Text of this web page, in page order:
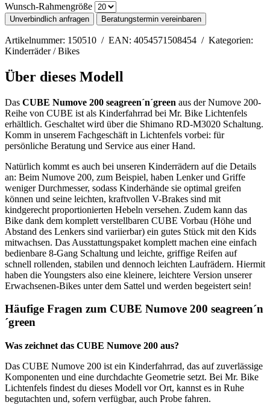
Wunsch-Rahmengröße
Unverbindlich anfragen Beratungstermin vereinbaren
Artikelnummer: 150510 / EAN: 4054571508454 / Kategorien:
Kinderräder / Bikes
Über dieses Modell
Das CUBE Numove 200 seagreen´n´green aus der Numove 200-
Reihe von CUBE ist als Kinderfahrrad bei Mr. Bike Lichtenfels
erhältlich. Geschaltet wird über die Shimano RD-M3020 Schaltung.
Komm in unserem Fachgeschäft in Lichtenfels vorbei: für
persönliche Beratung und Service aus einer Hand.
Natürlich kommt es auch bei unseren Kinderrädern auf die Details
an: Beim Numove 200, zum Beispiel, haben Lenker und Griffe
weniger Durchmesser, sodass Kinderhände sie optimal greifen
können und seine leichten, kraftvollen V-Brakes sind mit
kindgerecht proportionierten Hebeln versehen. Zudem kann das
Bike dank dem komplett verstellbaren CUBE Vorbau (Höhe und
Abstand des Lenkers sind variierbar) ein gutes Stück mit den Kids
mitwachsen. Das Ausstattungspaket komplett machen eine einfach
bedienbare 8-Gang Schaltung und leichte, griffige Reifen auf
schnell rollenden, stabilen und dennoch leichten Laufrädern. Hiermit
haben die Youngsters also eine kleinere, leichtere Version unserer
Erwachsenen-Bikes unter dem Sattel und werden begeistert sein!
Häufige Fragen zum CUBE Numove 200 seagreen´n
´green
Was zeichnet das CUBE Numove 200 aus?
Das CUBE Numove 200 ist ein Kinderfahrrad, das auf zuverlässige
Komponenten und eine durchdachte Geometrie setzt. Bei Mr. Bike
Lichtenfels findest du dieses Modell vor Ort, kannst es in Ruhe
begutachten und, sofern verfügbar, auch Probe fahren.